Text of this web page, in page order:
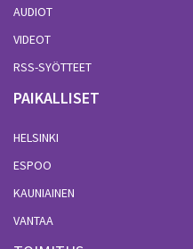
AUDIOT
VIDEOT
RSS-SYÖTTEET
PAIKALLISET
HELSINKI
ESPOO
KAUNIAINEN
VANTAA